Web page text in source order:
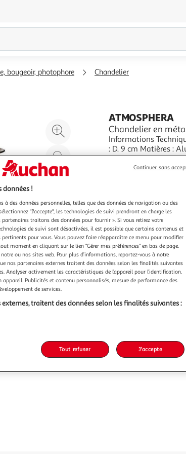
bougeoir, photophore Chandelier
Agrandir
l'illustration
à
200%
Réduire
l'illustration
à
%
Partager
produit
ATMOSPHERA
Chandelier en
Informations
: D. 9 cm Matières :
Intemporel Chandelier Déco 5 Supports à Bougies
Couleur : Or
En savoir +
Vendu parParis Prix
A
Vendu parParis Prix
-26 %
26,99€
19,99€
données !
à des données personnelles, telles que des données de navigation ou des
"J'accepte", les technologies de suivi prendront en charge les
traitons des données pour fournir ». Si vous retirez votre
de suivi sont désactivées, il est possible que certains contenus et
pour vous. Vous pouvez faire réapparaître ce menu pour modifier
moment en cliquant sur le lien "Gérer mes préférences" en bas de page.
ou nos sites web. Pour plus d’informations, reportez-vous à notre
nos partenaires externes traitent des données selon les finalités suivantes
Analyser activement les caractéristiques de l’appareil pour l’identification.
Publicités et contenu personnalisés, mesure de performance des
de services.
traitent des données selon les finalités suivantes :
Tout refuser J'accepte
Continuer sans